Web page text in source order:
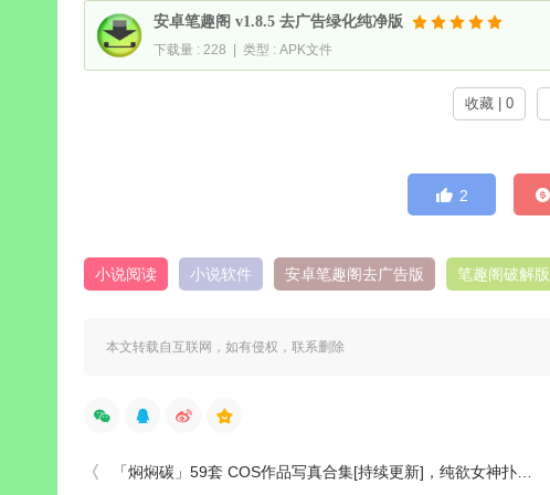
安卓笔趣阁 v1.8.5 去广告绿化纯净版
下载量 : 228 | 类型 : APK文件
收藏 | 0
2
小说阅读 小说软件 安卓笔趣阁去广告版 笔趣阁破解版
本文转载自互联网，如有侵权，联系删除
「焖焖碳」59套 COS作品写真合集[持续更新]，纯欲女神扑面而来的荷尔蒙